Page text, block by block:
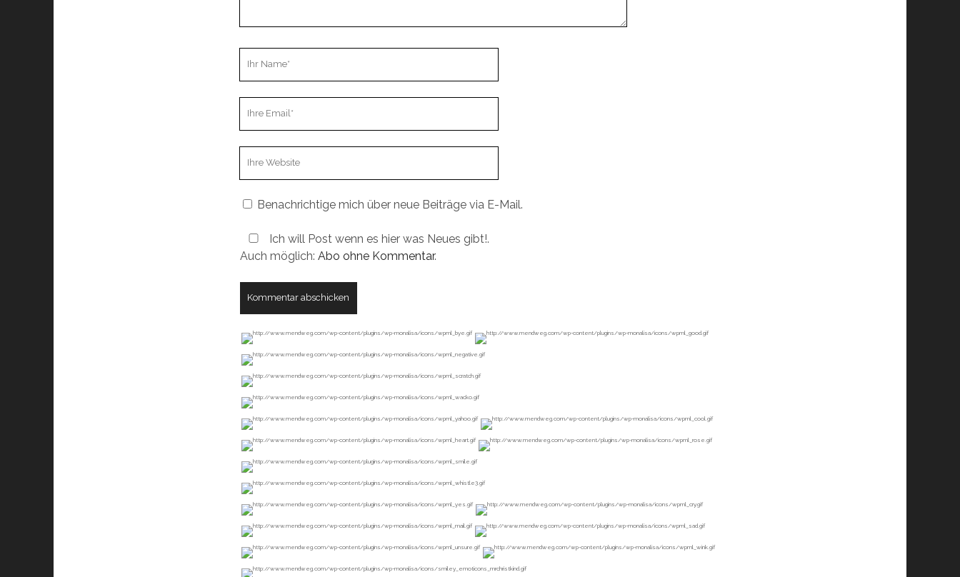
Benachrichtige mich über neue Beiträge via E-Mail.
Ich will Post wenn es hier was Neues gibt!.
Auch möglich: Abo ohne Kommentar.